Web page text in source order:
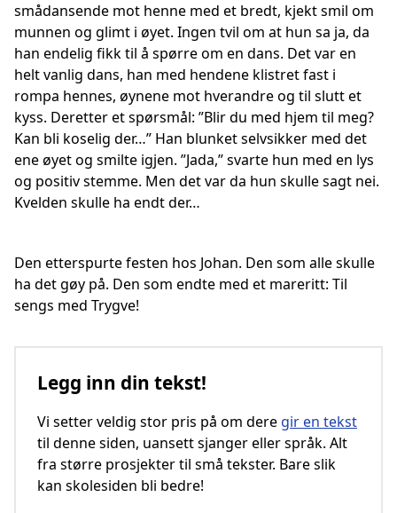
smådansende mot henne med et bredt, kjekt smil om
munnen og glimt i øyet. Ingen tvil om at hun sa ja, da
han endelig fikk til å spørre om en dans. Det var en
helt vanlig dans, han med hendene klistret fast i
rompa hennes, øynene mot hverandre og til slutt et
kyss. Deretter et spørsmål: ”Blir du med hjem til meg?
Kan bli koselig der…” Han blunket selvsikker med det
ene øyet og smilte igjen. ”Jada,” svarte hun med en lys
og positiv stemme. Men det var da hun skulle sagt nei.
Kvelden skulle ha endt der…
Den etterspurte festen hos Johan. Den som alle skulle
ha det gøy på. Den som endte med et mareritt: Til
sengs med Trygve!
Legg inn din tekst!
Vi setter veldig stor pris på om dere gir en tekst
til denne siden, uansett sjanger eller språk. Alt
fra større prosjekter til små tekster. Bare slik
kan skolesiden bli bedre!